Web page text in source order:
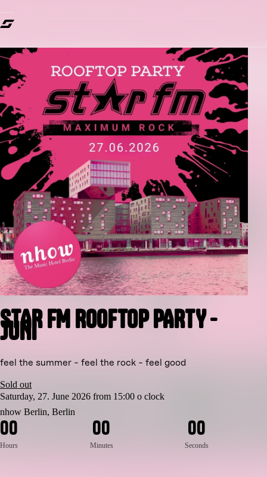
STAR FM ROOFTOP PARTY -
JUNI
feel the summer - feel the rock - feel good
Sold out
Saturday, 27. June 2026 from 15:00 o clock
nhow Berlin, Berlin
00
Hours
00
Minutes
00
Seconds